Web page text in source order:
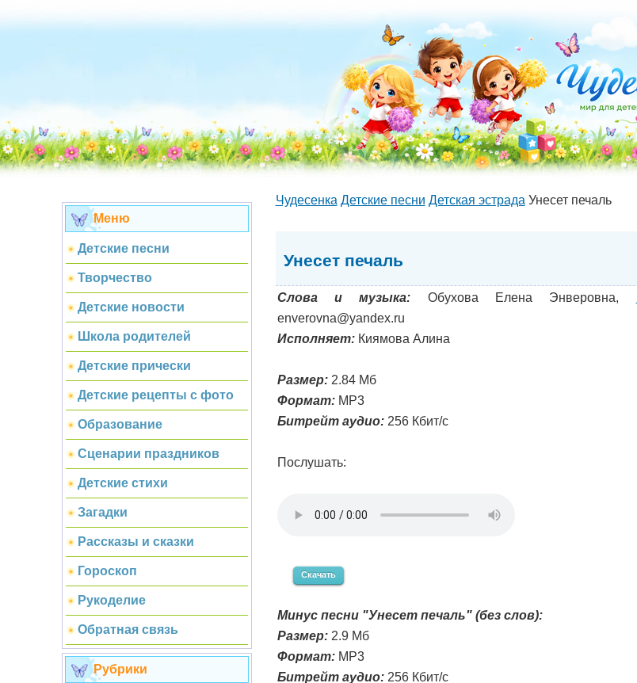
Меню
Детские песни
Творчество
Детские новости
Школа родителей
Детские прически
Детские рецепты с фото
Образование
Сценарии праздников
Детские стихи
Загадки
Рассказы и сказки
Гороскоп
Рукоделие
Обратная связь
Рубрики
Чудесенка Детские песни Детская эстрада Унесет печаль
Унесет печаль
Слова и музыка: Обухова Елена Энверовна,
enverovna@yandex.ru
Исполняет:Киямова Алина
Размер:2.84 Мб
Формат:MP3
Битрейт аудио:256 Кбит/с
Послушать:
Скачать
Минус песни "Унесет печаль" (без слов):
Размер:2.9 Мб
Формат:MP3
Битрейт аудио:256 Кбит/с